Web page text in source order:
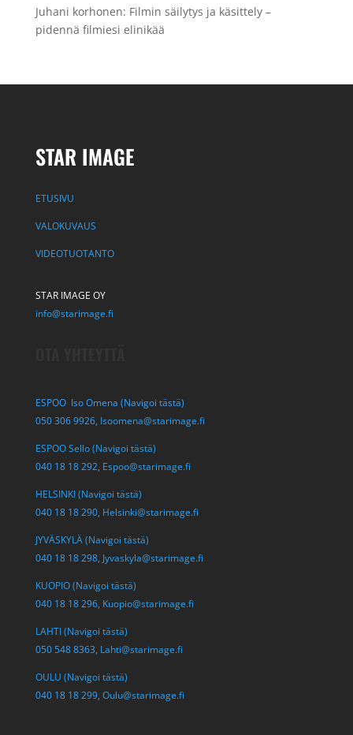
Juhani korhonen: Filmin säilytys ja käsittely –
pidennä filmiesi elinikää
STAR IMAGE
ETUSIVU
VALOKUVAUS
VIDEOTUOTANTO
STAR IMAGE OY
info@starimage.fi
ESPOO Iso Omena (Navigoi tästä)
050 306 9926, Isoomena@starimage.fi
ESPOO Sello (Navigoi tästä)
040 18 18 292, Espoo@starimage.fi
HELSINKI (Navigoi tästä)
040 18 18 290, Helsinki@starimage.fi
JYVÄSKYLÄ (Navigoi tästä)
040 18 18 298, Jyvaskyla@starimage.fi
KUOPIO (Navigoi tästä)
040 18 18 296, Kuopio@starimage.fi
LAHTI (Navigoi tästä)
050 548 8363, Lahti@starimage.fi
OULU (Navigoi tästä)
040 18 18 299, Oulu@starimage.fi